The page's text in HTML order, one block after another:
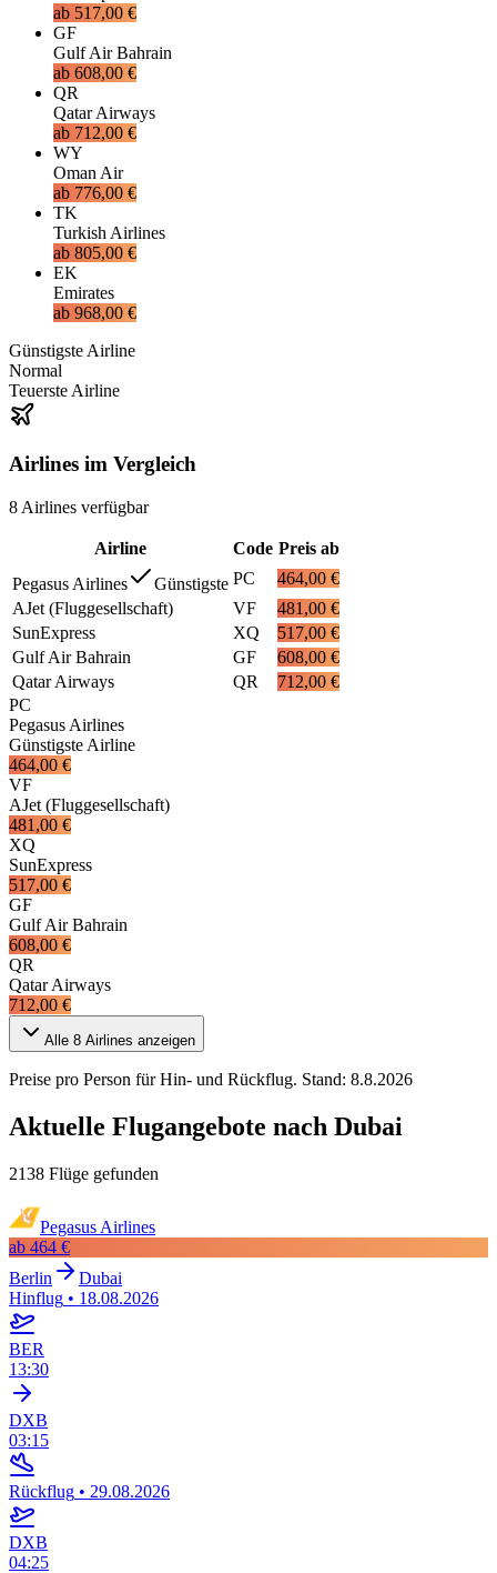
ab 517,00 €
GF
Gulf Air Bahrain
ab 608,00 €
QR
Qatar Airways
ab 712,00 €
WY
Oman Air
ab 776,00 €
TK
Turkish Airlines
ab 805,00 €
EK
Emirates
ab 968,00 €
Günstigste Airline
Normal
Teuerste Airline
Airlines im Vergleich
8 Airlines verfügbar
Airline Code Preis ab
Pegasus Airlines
Günstigste PC
464,00 €
AJet (Fluggesellschaft)
VF
481,00 €
SunExpress
XQ
517,00 €
Gulf Air Bahrain
GF
608,00 €
Qatar Airways
QR
712,00 €
PC
Pegasus Airlines
Günstigste Airline
464,00 €
VF
AJet (Fluggesellschaft)
481,00 €
XQ
SunExpress
517,00 €
GF
Gulf Air Bahrain
608,00 €
QR
Qatar Airways
712,00 €
Alle 8 Airlines anzeigen
Preise pro Person für Hin- und Rückflug. Stand: 8.8.2026
Aktuelle Flugangebote nach Dubai
2138 Flüge gefunden
Pegasus Airlines
ab 464 €
Berlin
Dubai
Hinflug • 18.08.2026
BER
13:30
DXB
03:15
Rückflug • 29.08.2026
DXB
04:25